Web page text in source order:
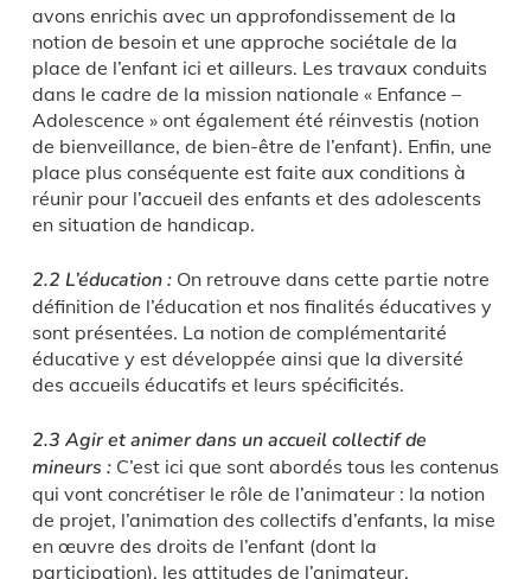
avons enrichis avec un approfondissement de la
notion de besoin et une approche sociétale de la
place de l’enfant ici et ailleurs. Les travaux conduits
dans le cadre de la mission nationale « Enfance –
Adolescence » ont également été réinvestis (notion
de bienveillance, de bien-être de l’enfant). Enfin, une
place plus conséquente est faite aux conditions à
réunir pour l’accueil des enfants et des adolescents
en situation de handicap.
2.2 L’éducation : On retrouve dans cette partie notre
définition de l’éducation et nos finalités éducatives y
sont présentées. La notion de complémentarité
éducative y est développée ainsi que la diversité
des accueils éducatifs et leurs spécificités.
2.3 Agir et animer dans un accueil collectif de
mineurs : C’est ici que sont abordés tous les contenus
qui vont concrétiser le rôle de l’animateur : la notion
de projet, l’animation des collectifs d’enfants, la mise
en œuvre des droits de l’enfant (dont la
participation), les attitudes de l’animateur,